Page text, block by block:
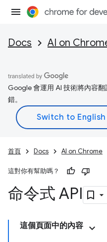
Docs AI on
Google 會運用 AI 技術將內容
錯。
首頁 Docs AI on Chrome
這對你有幫助嗎？
命令式 API
這個頁面中的內容